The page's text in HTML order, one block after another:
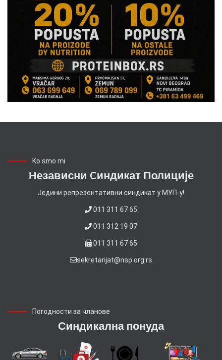
Ko smo mi
Независни Cиндикат Полиције
Jедини репрезентативни синдикат у МУП-у!
011 311 67 65
011 312 19 07
011 311 67 65
sekretarijat@nsp.org.rs
Погодности за чланове
Синдикална понуда